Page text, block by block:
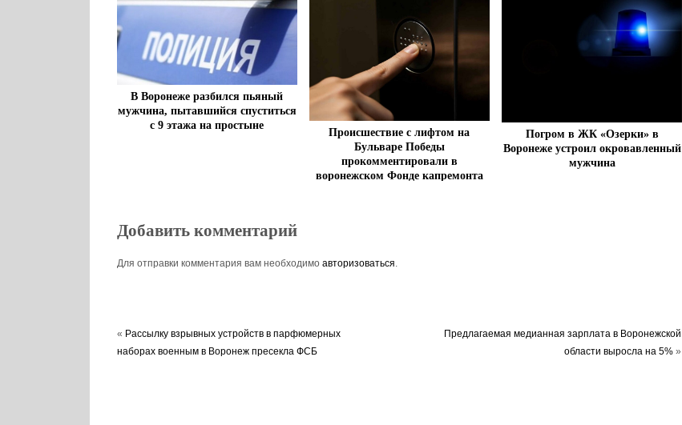
В Воронеже разбился пьяный
мужчина, пытавшийся спуститься
с 9 этажа на простыне
Происшествие с лифтом на
Бульваре Победы
прокомментировали в
воронежском Фонде капремонта
Погром в ЖК «Озерки» в
Воронеже устроил окровавленный
мужчина
Добавить комментарий
Для отправки комментария вам необходимо авторизоваться.
« Рассылку взрывных устройств в парфюмерных
наборах военным в Воронеж пресекла ФСБ
Предлагаемая медианная зарплата в Воронежской
области выросла на 5% »